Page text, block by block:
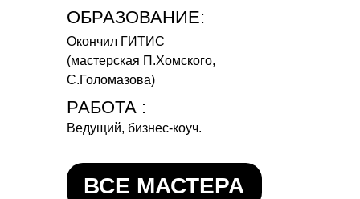
ОБРАЗОВАНИЕ:
Ведущий, бизнес-коуч.
РАБОТА :
Окончил ГИТИС
(мастерская П.Хомского,
С.Голомазова)
ВСЕ МАСТЕРА